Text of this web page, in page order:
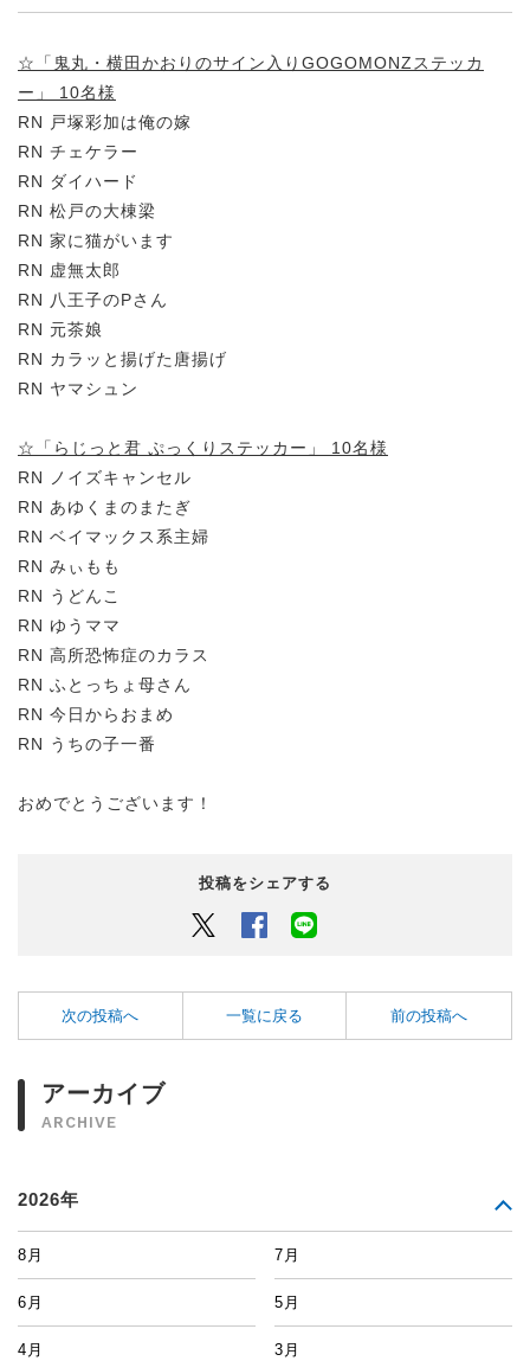
☆「鬼丸・横田かおりのサイン入りGOGOMONZステッカ
ー」 10名様
RN 戸塚彩加は俺の嫁
RN チェケラー
RN ダイハード
RN 松戸の大棟梁
RN 家に猫がいます
RN 虚無太郎
RN 八王子のPさん
RN 元茶娘
RN カラッと揚げた唐揚げ
RN ヤマシュン
☆「らじっと君 ぷっくりステッカー」 10名様
RN ノイズキャンセル
RN あゆくまのまたぎ
RN ベイマックス系主婦
RN みぃもも
RN うどんこ
RN ゆうママ
RN 高所恐怖症のカラス
RN ふとっちょ母さん
RN 今日からおまめ
RN うちの子一番
おめでとうございます！
投稿をシェアする
Twitter Facebook
次の投稿へ 一覧に戻る 前の投稿へ
アーカイブ
ARCHIVE
2026年
8月 7月
6月 5月
4月 3月